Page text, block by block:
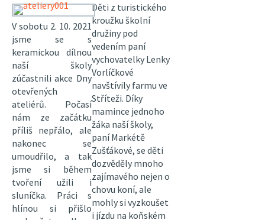
V sobotu 2. 10. 2021
jsme se s
keramickou dílnou
naší školy
zúčastnili akce Dny
otevřených
ateliérů. Počasí
nám ze začátku
příliš nepřálo, ale
nakonec se
umoudřilo, a tak
jsme si během
tvoření užili i
sluníčka. Práci s
hlínou si přišlo
Děti z turistického
kroužku školní
družiny pod
vedením paní
vychovatelky Lenky
Vorlíčkové
navštívily farmu ve
Stříteži. Díky
mamince jednoho
žáka naší školy,
paní Markétě
Zušťákové, se děti
dozvěděly mnoho
zajímavého nejen o
chovu koní, ale
mohly si vyzkoušet
i jízdu na koňském